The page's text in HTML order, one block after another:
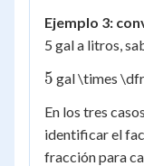
Ejemplo 3:
5 gal a litros,
5\,
5 gal \times
En los tres
identificar el
fracción para